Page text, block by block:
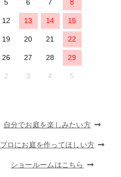
5 6 7 8
12 13 14 15
19 20 21 22
26 27 28 29
2 3 4 5
自分でお庭を楽しみたい方
プロにお庭を作ってほしい方
ショールームはこちら